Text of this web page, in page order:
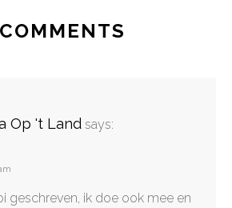
Op 't Land says:
geschreven, ik doe ook mee en